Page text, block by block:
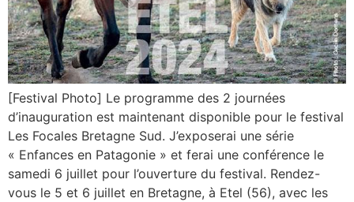
[Festival Photo] Le programme des 2 journées
d’inauguration est maintenant disponible pour le festival
Les Focales Bretagne Sud. J’exposerai une série
« Enfances en Patagonie » et ferai une conférence le
samedi 6 juillet pour l’ouverture du festival. Rendez-
vous le 5 et 6 juillet en Bretagne, à Etel (56), avec les